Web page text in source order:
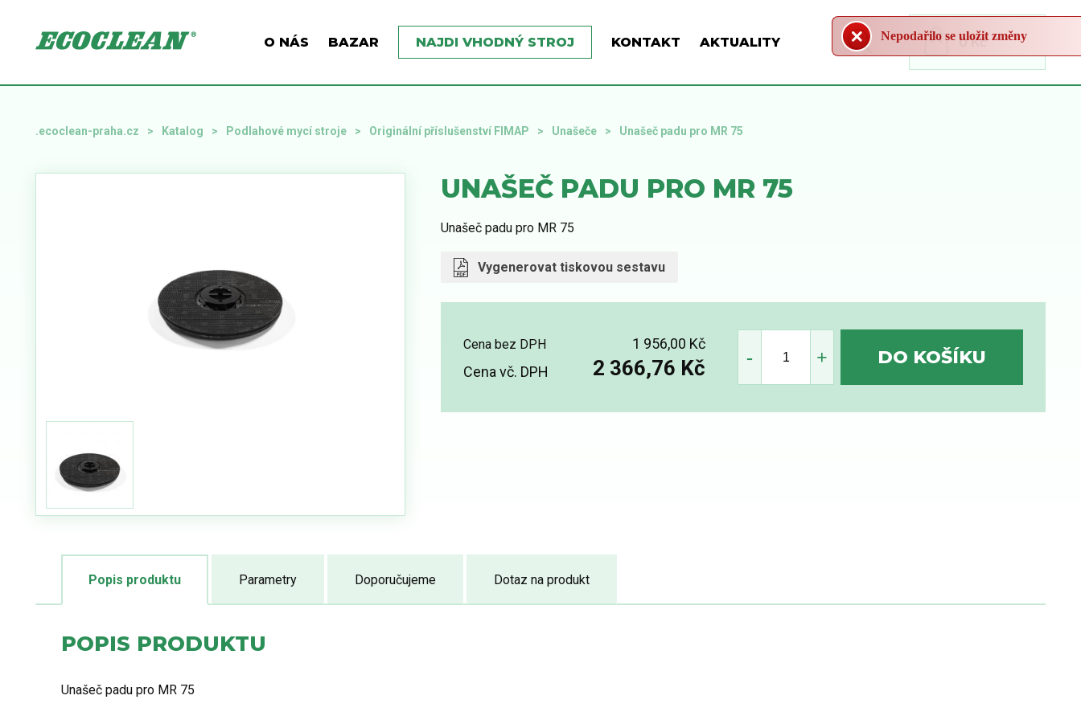
O NÁS BAZAR NAJDI VHODNÝ STROJ KONTAKT AKTUALITY 0 Kč
.ecoclean-praha.cz Katalog Podlahové mycí stroje Originální příslušenství FIMAP Unašeče Unašeč padu pro MR 75
UNAŠEČ PADU PRO MR 75
Unašeč padu pro MR 75
Vygenerovat tiskovou sestavu
Cena bez DPH
1 956,00 Kč
Cena vč. DPH
2 366,76 Kč
Popis produktu Parametry Doporučujeme Dotaz na produkt
POPIS PRODUKTU
Unašeč padu pro MR 75
Nepodařilo se uložit změny